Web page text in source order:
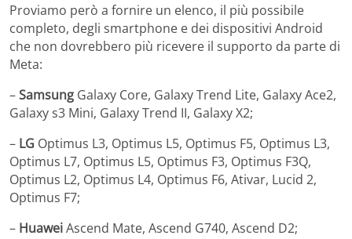
Proviamo però a fornire un elenco, il più possibile
completo, degli smartphone e dei dispositivi Android
che non dovrebbero più ricevere il supporto da parte di
Meta:
–Samsung Galaxy Core, Galaxy Trend Lite, Galaxy Ace2,
Galaxy s3 Mini, Galaxy Trend II, Galaxy X2;
– LG Optimus L3, Optimus L5, Optimus F5, Optimus L3,
Optimus L7, Optimus L5, Optimus F3, Optimus F3Q,
Optimus L2, Optimus L4, Optimus F6, Ativar, Lucid 2,
Optimus F7;
– HuaweiAscend Mate, Ascend G740, Ascend D2;